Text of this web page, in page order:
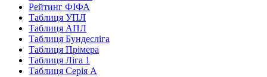
Рейтинг ФІФА
Таблиця УПЛ
Таблиця АПЛ
Таблиця Бундесліга
Таблиця Прімера
Таблиця Ліга 1
Таблиця Серія А